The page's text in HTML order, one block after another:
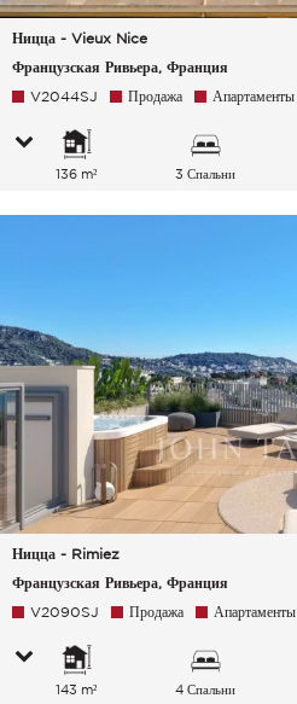
Ницца - Vieux Nice
Французская Ривьера, Франция
V2044SJ Продажа Апартаменты
136 m² 3 Спальни
Ницца - Rimiez
Французская Ривьера, Франция
V2090SJ Продажа Апартаменты
143 m² 4 Спальни